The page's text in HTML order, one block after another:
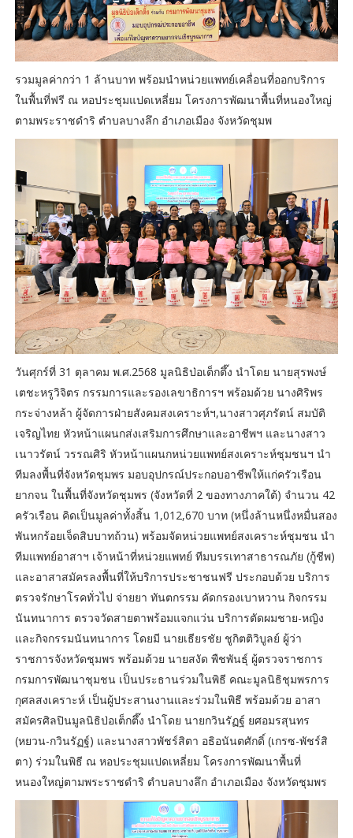
รวมมูลค่ากว่า 1 ล้านบาท พร้อมนำหน่วยแพทย์เคลื่อนที่ออกบริการ
ในพื้นที่ฟรี ณ หอประชุมแปดเหลี่ยม โครงการพัฒนาพื้นที่หนองใหญ่
ตามพระราชดำริ ตำบลบางลึก อำเภอเมือง จังหวัดชุมพ
วันศุกร์ที่ 31 ตุลาคม พ.ศ.2568 มูลนิธิป่อเต็กตึ๊ง นำโดย นายสุรพงษ์
เตชะหรูวิจิตร กรรมการและรองเลขาธิการฯ พร้อมด้วย นางศิริพร
กระจ่างหล้า ผู้จัดการฝ่ายสังคมสงเคราะห์ฯ,นางสาวศุภรัตน์ สมบัติ
เจริญไทย หัวหน้าแผนกส่งเสริมการศึกษาและอาชีพฯ และนางสาว
เนาวรัตน์ วรรณศิริ หัวหน้าแผนกหน่วยแพทย์สงเคราะห์ชุมชนฯ นำ
ทีมลงพื้นที่จังหวัดชุมพร มอบอุปกรณ์ประกอบอาชีพให้แก่ครัวเรือน
ยากจน ในพื้นที่จังหวัดชุมพร (จังหวัดที่ 2 ของทางภาคใต้) จำนวน 42
ครัวเรือน คิดเป็นมูลค่าทั้งสิ้น 1,012,670 บาท (หนึ่งล้านหนึ่งหมื่นสอง
พันหกร้อยเจ็ดสิบบาทถ้วน) พร้อมจัดหน่วยแพทย์สงเคราะห์ชุมชน นำ
ทีมแพทย์อาสาฯ เจ้าหน้าที่หน่วยแพทย์ ทีมบรรเทาสาธารณภัย (กู้ชีพ)
และอาสาสมัครลงพื้นที่ให้บริการประชาชนฟรี ประกอบด้วย บริการ
ตรวจรักษาโรคทั่วไป จ่ายยา ทันตกรรม คัดกรองเบาหวาน กิจกรรม
นันทนาการ ตรวจวัดสายตาพร้อมแจกแว่น บริการตัดผมชาย-หญิง
และกิจกรรมนันทนาการ โดยมี นายเธียรชัย ชูกิตติวิบูลย์ ผู้ว่า
ราชการจังหวัดชุมพร พร้อมด้วย นายสงัด พืชพันธุ์ ผู้ตรวจราชการ
กรมการพัฒนาชุมชน เป็นประธานร่วมในพิธี คณะมูลนิธิชุมพรการ
กุศลสงเคราะห์ เป็นผู้ประสานงานและร่วมในพิธี พร้อมด้วย อาสา
สมัครศิลปินมูลนิธิป่อเต็กตึ๊ง นำโดย นายกวินรัฏฐ์ ยศอมรสุนทร
(หยวน-กวินรัฏฐ์) และนางสาวพัชร์สิตา อธิอนันตศักดิ์ (เกรซ-พัชร์สิ
ตา) ร่วมในพิธี ณ หอประชุมแปดเหลี่ยม โครงการพัฒนาพื้นที่
หนองใหญ่ตามพระราชดำริ ตำบลบางลึก อำเภอเมือง จังหวัดชุมพร